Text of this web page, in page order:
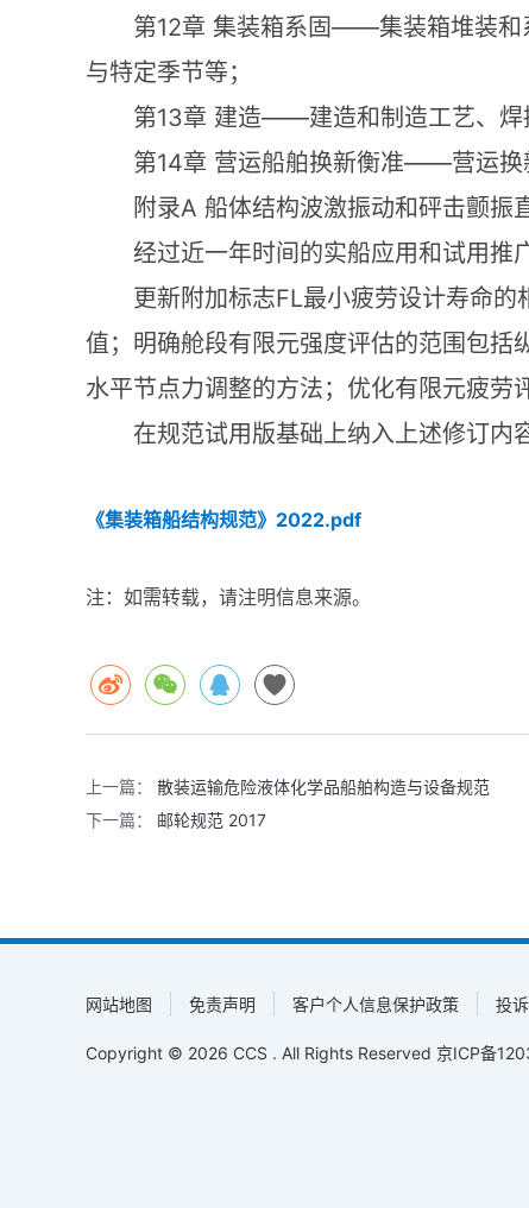
第12章 集装箱系固——集装箱堆装
与特定季节等；
第13章 建造——建造和制造工艺、焊
第14章 营运船舶换新衡准——营运换
附录A 船体结构波激振动和砰击颤振
经过近一年时间的实船应用和试用推
更新附加标志FL最小疲劳设计寿命的
值；明确舱段有限元强度评估的范围包括
水平节点力调整的方法；优化有限元疲劳
在规范试用版基础上纳入上述修订内
《集装箱船结构规范》2022.pdf
注：如需转载，请注明信息来源。
上一篇：
散装运输危险液体化学品船舶构造与设备规范
下一篇：
邮轮规范 2017
网站地图 免责声明 客户个人信息保护政策 投
Copyright © 2026 CCS . All Rights Reserved 京ICP备